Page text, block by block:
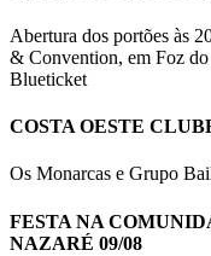
Abertura dos portões às
& Convention, em Foz
Blueticket
COSTA OESTE
Os Monarcas e Grupo
FESTA NA
NAZARÉ 09/08